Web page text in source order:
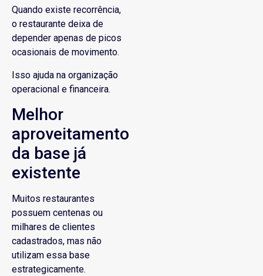
Quando existe recorrência,
o restaurante deixa de
depender apenas de picos
ocasionais de movimento.
Isso ajuda na organização
operacional e financeira.
Melhor
aproveitamento
da base já
existente
Muitos restaurantes
possuem centenas ou
milhares de clientes
cadastrados, mas não
utilizam essa base
estrategicamente.